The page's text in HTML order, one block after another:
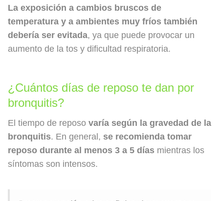
La exposición a cambios bruscos de
temperatura y a ambientes muy fríos también
debería ser evitada, ya que puede provocar un
aumento de la tos y dificultad respiratoria.
¿Cuántos días de reposo te dan por
bronquitis?
El tiempo de reposo varía según la gravedad de la
bronquitis. En general, se recomienda tomar
reposo durante al menos 3 a 5 días mientras los
síntomas son intensos.